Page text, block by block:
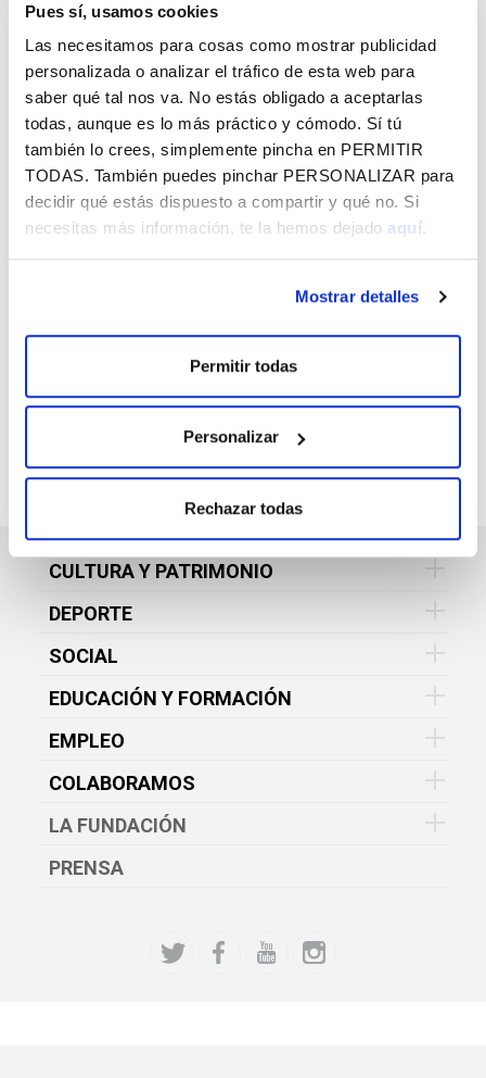
Pues sí, usamos cookies
Las necesitamos para cosas como mostrar publicidad
personalizada o analizar el tráfico de esta web para
saber qué tal nos va. No estás obligado a aceptarlas
todas, aunque es lo más práctico y cómodo. Sí tú
también lo crees, simplemente pincha en PERMITIR
TODAS. También puedes pinchar PERSONALIZAR para
decidir qué estás dispuesto a compartir y qué no. Si
necesitas más información, te la hemos dejado aquí.
Mostrar detalles
Permitir todas
Personalizar
Rechazar todas
para despedir el año cada 31 de diciembre.
Fundación Vital Fundazioa , año tras año colabora con la
Federación Alavesa de Atletismo en la organización de
esta prueba para fomentar la actividad física y los hábitos
saludables.
SUSCRÍBETE A LO QUE TE INTERESA
CULTURA Y PATRIMONIO
DEPORTE
SOCIAL
EDUCACIÓN Y FORMACIÓN
EMPLEO
COLABORAMOS
LA FUNDACIÓN
PRENSA